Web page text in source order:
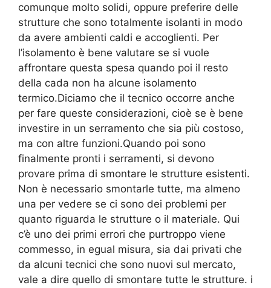
comunque molto solidi, oppure preferire delle
strutture che sono totalmente isolanti in modo
da avere ambienti caldi e accoglienti. Per
l’isolamento è bene valutare se si vuole
affrontare questa spesa quando poi il resto
della cada non ha alcune isolamento
termico.Diciamo che il tecnico occorre anche
per fare queste considerazioni, cioè se è bene
investire in un serramento che sia più costoso,
ma con altre funzioni.Quando poi sono
finalmente pronti i serramenti, si devono
provare prima di smontare le strutture esistenti.
Non è necessario smontarle tutte, ma almeno
una per vedere se ci sono dei problemi per
quanto riguarda le strutture o il materiale. Qui
c’è uno dei primi errori che purtroppo viene
commesso, in egual misura, sia dai privati che
da alcuni tecnici che sono nuovi sul mercato,
vale a dire quello di smontare tutte le strutture. i